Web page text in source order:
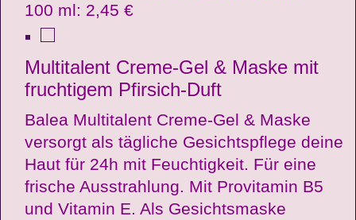
100 ml: 2,45 €
Multitalent Creme-Gel & Maske mit
fruchtigem Pfirsich-Duft
Balea Multitalent Creme-Gel & Maske
versorgt als tägliche Gesichtspflege deine
Haut für 24h mit Feuchtigkeit. Für eine
frische Ausstrahlung. Mit Provitamin B5
und Vitamin E. Als Gesichtsmaske